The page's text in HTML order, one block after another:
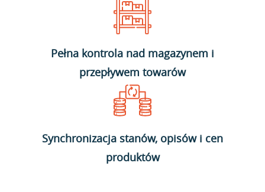
Pełna kontrola nad magazynem i
przepływem towarów
Synchronizacja stanów, opisów i cen
produktów